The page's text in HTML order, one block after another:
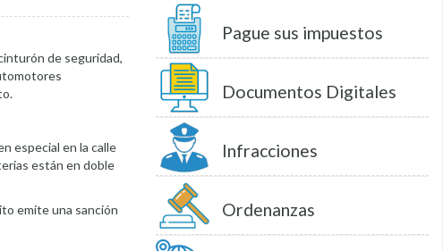
de seguridad,
especial en la calle
están en doble
emite una sanción
Pague sus impuestos
Documentos Digitales
Infracciones
Ordenanzas